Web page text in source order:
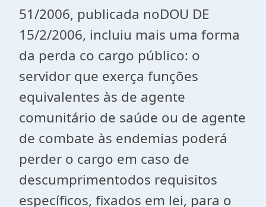
51/2006, publicada noDOU DE
15/2/2006, incluiu mais uma forma
da perda co cargo público: o
servidor que exerça funções
equivalentes às de agente
comunitário de saúde ou de agente
de combate às endemias poderá
perder o cargo em caso de
descumprimentodos requisitos
específicos, fixados em lei, para o